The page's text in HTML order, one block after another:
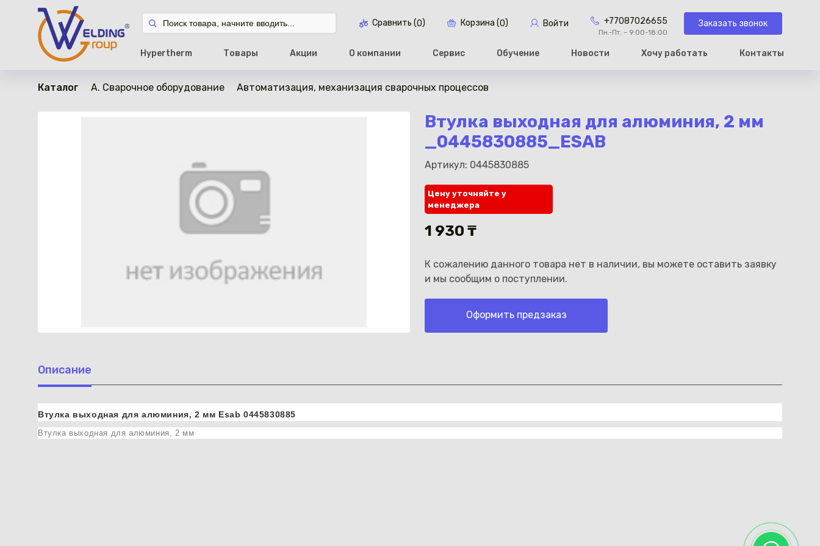
Сравнить (0) Корзина (0) Войти +77087026655
Пн.-Пт. – 9:00-18:00
Заказать звонок
Hypertherm Товары Акции О компании Сервис Обучение Новости Хочу работать Контакты
Каталог A. Сварочное оборудование Автоматизация, механизация сварочных процессов
Втулка выходная для алюминия, 2 мм
_0445830885_ESAB
Артикул: 0445830885
в наличии
Цену уточняйте у
менеджера
1 930 ₸
К сожалению данного товара нет в наличии, вы можете оставить заявку
и мы сообщим о поступлении.
Оформить предзаказ
Описание
Втулка выходная для алюминия, 2 мм Esab 0445830885
Втулка выходная для алюминия, 2 мм